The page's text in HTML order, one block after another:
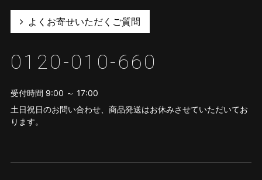
よくお寄せいただくご質問
0120-010-660
受付時間 9:00 ～ 17:00
土日祝日のお問い合わせ、商品発送はお休みさせていただいてお
ります。